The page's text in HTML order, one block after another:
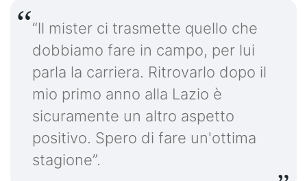
“ll mister ci trasmette quello che
dobbiamo fare in campo, per lui
parla la carriera. Ritrovarlo dopo il
mio primo anno alla Lazio è
sicuramente un altro aspetto
positivo. Sperо di fare un'ottima
stagione”.